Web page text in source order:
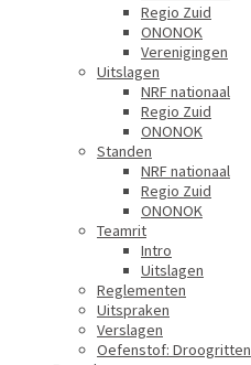
Regio Zuid
ONONOK
Verenigingen
Uitslagen
NRF nationaal
Regio Zuid
ONONOK
Standen
NRF nationaal
Regio Zuid
ONONOK
Teamrit
Intro
Uitslagen
Reglementen
Uitspraken
Verslagen
Oefenstof: Droogritten